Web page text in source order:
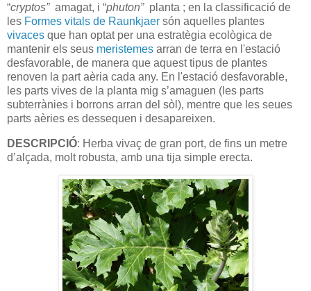
“cryptos” amagat, i “phuton” planta ; en la classificació de
les Formes vitals de Raunkjaer són aquelles plantes
vivaces que han optat per una estratègia ecològica de
mantenir els seus meristemes arran de terra en l'estació
desfavorable, de manera que aquest tipus de plantes
renoven la part aèria cada any. En l'estació desfavorable,
les parts vives de la planta mig s’amaguen (les parts
subterrànies i borrons arran del sòl), mentre que les seues
parts aèries es dessequen i desapareixen.
DESCRIPCIÓ: Herba vivaç de gran port, de fins un metre
d’alçada, molt robusta, amb una tija simple erecta.